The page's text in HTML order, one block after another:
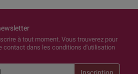
à tout moment. Vous trouverez pour
contact dans les conditions d'utilisation